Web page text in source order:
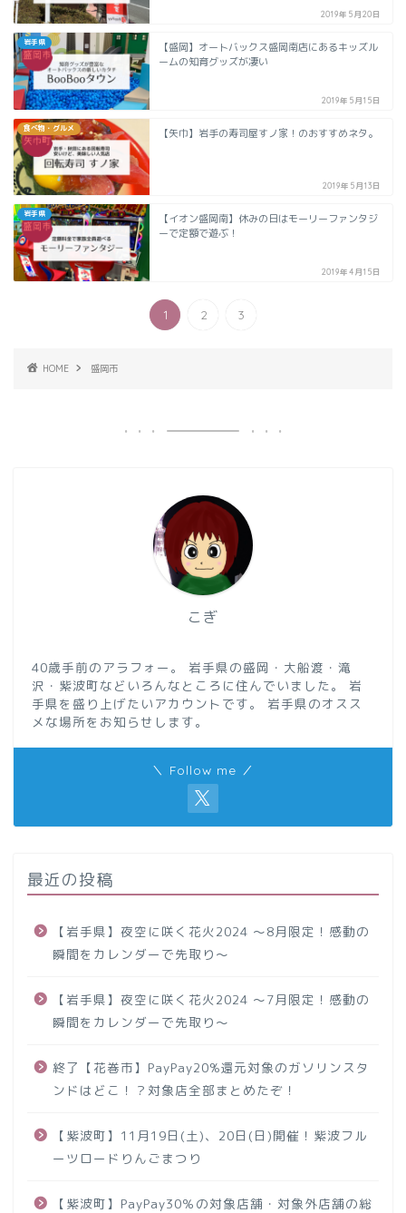
2019年5月20日
岩手県
【盛岡】オートバックス盛岡南店にあるキッズル
ームの知育グッズが凄い
2019年5月15日
食べ物・グルメ 【矢巾】岩手の寿司屋すノ家！のおすすめネタ。
2019年5月13日
岩手県
【イオン盛岡南】休みの日はモーリーファンタジ
ーで定額で遊ぶ！
2019年4月15日
1 2 3
HOME 盛岡市
こぎ
40歳手前のアラフォー。 岩手県の盛岡・大船渡・滝
沢・紫波町などいろんなところに住んでいました。 岩
手県を盛り上げたいアカウントです。 岩手県のオスス
メな場所をお知らせします。
＼ Follow me ／
最近の投稿
【岩手県】夜空に咲く花火2024 ～8月限定！感動の
瞬間をカレンダーで先取り～
【岩手県】夜空に咲く花火2024 ～7月限定！感動の
瞬間をカレンダーで先取り～
終了【花巻市】PayPay20%還元対象のガソリンスタ
ンドはどこ！？対象店全部まとめたぞ！
【紫波町】11月19日(土)、20日(日)開催！紫波フル
ーツロードりんごまつり
【紫波町】PayPay30％の対象店舗・対象外店舗の総